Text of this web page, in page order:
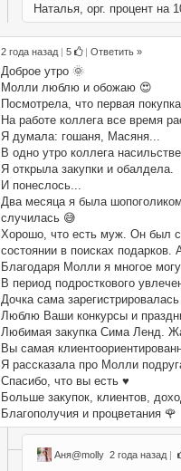
Наталья, орг. процент на
2 года назад | 5 | Ответить »
Доброе утро 🌞
Молли люблю и обожаю 😍
Посмотрела, что первая
На работе коллега все время
Я думала: гошаня, Масяня...
В одно утро коллега
Я открыла закупки и обалдела.
И понеслось...
Два месяца я была
случилась 😅
Хорошо, что есть муж. Он был
состоянии в поисках подарков.
Благодаря Молли я многое
В период подросткового
Дочка сама
Люблю Ваши конкурсы и
Любимая закупка Сима Ленд.
Вы самая
Я рассказала про Молли
Спасибо, что вы есть ♥️
Больше закупок, клиентов,
Благополучия и процветания 🌹
Аня@molly 2 года назад |